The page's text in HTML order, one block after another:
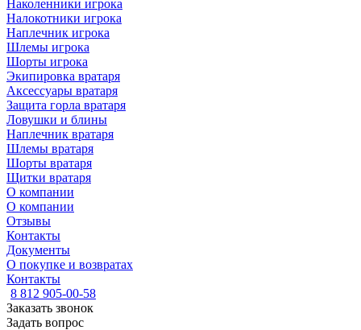
Наколенники игрока
Налокотники игрока
Наплечник игрока
Шлемы игрока
Шорты игрока
Экипировка вратаря
Аксессуары вратаря
Защита горла вратаря
Ловушки и блины
Наплечник вратаря
Шлемы вратаря
Шорты вратаря
Щитки вратаря
О компании
О компании
Отзывы
Контакты
Документы
О покупке и возвратах
Контакты
8 812 905-00-58
Заказать звонок
Задать вопрос